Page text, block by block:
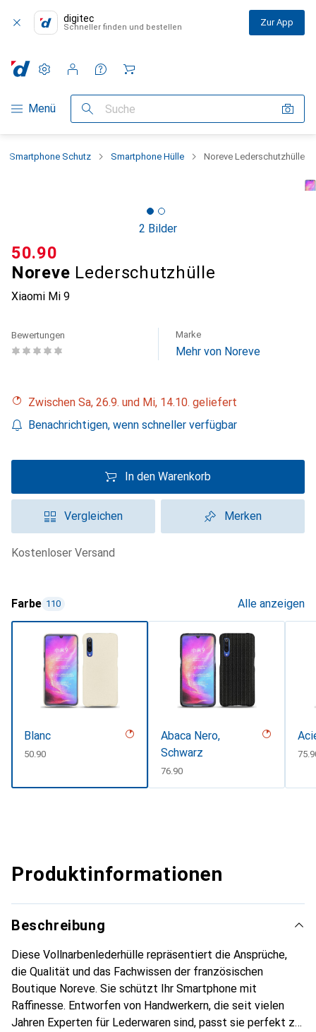
digitec
Schneller finden und bestellen Zur App
Navigation nach Kategorien
Menü Suche
Einstellungen
Kundenkonto
Vergleichslisten
Merklisten
Warenkorb
Smartphone Schutz Smartphone Hülle Noreve Lederschutzhülle
2 Bilder
Noreve Lederschutzhülle
Xiaomi Mi 9
CHF
50.90
Bewertungen Marke
Mehr von Noreve
Zwischen Sa, 26.9. und Mi, 14.10. geliefert
Benachrichtigen, wenn schneller verfügbar
In den Warenkorb
Vergleichen Merken
kostenloser Versand
Farbe 110 Alle anzeigen
Blanc
CHF
50.90
Abaca Nero,
Schwarz
CHF
76.90
CHF
Produktinformationen
Beschreibung
Diese Vollnarbenlederhülle repräsentiert die Ansprüche,
die Qualität und das Fachwissen der französischen
Boutique Noreve. Sie schützt Ihr Smartphone mit
Raffinesse. Entworfen von Handwerkern, die seit vielen
Jahren Experten für Lederwaren sind, passt sie perfekt zu